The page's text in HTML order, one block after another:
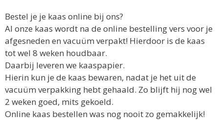
Bestel je je kaas online bij ons?
Al onze kaas wordt na de online bestelling vers voor je
afgesneden en vacuüm verpakt! Hierdoor is de kaas
tot wel 8 weken houdbaar.
Daarbij leveren we kaaspapier.
Hierin kun je de kaas bewaren, nadat je het uit de
vacuüm verpakking hebt gehaald. Zo blijft hij nog wel
2 weken goed, mits gekoeld.
Online kaas bestellen was nog nooit zo gemakkelijk!